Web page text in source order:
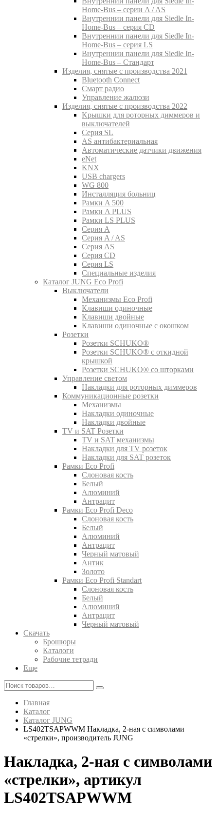
Home-Bus – серии A / AS
Внутреннии панели для Siedle In-
Home-Bus – серия CD
Внутреннии панели для Siedle In-
Home-Bus – серия LS
Внутреннии панели для Siedle In-
Home-Bus – Стандарт
Изделия, снятые с производства 2021
Bluetooth Connect
Смарт радио
Управление жалюзи
Изделия, снятые с производства 2022
Kрышки для роторных диммеров и
выключателей
Серия SL
AS антибактериальная
Aвтоматические датчики движения
eNet
KNX
USB chargers
WG 800
Инсталляция больниц
Рамки A 500
Рамки A PLUS
Рамки LS PLUS
Серия A
Серия A / AS
Серия AS
Серия CD
Серия LS
Специальные изделия
Каталог JUNG Eco Profi
Выключатели
Механизмы Eco Profi
Клавиши одиночные
Клавиши двойные
Клавиши одиночные с окошком
Розетки
Розетки SCHUKO®
Розетки SCHUKO® с откидной
крышкой
Розетки SCHUKO® со шторками
Управление светом
Накладки для роторных диммеров
Коммуникационные розетки
Механизмы
Накладки одиночные
Накладки двойные
TV и SAT Розетки
TV и SAT механизмы
Накладки для TV розеток
Накладки для SAT розеток
Рамки Eco Profi
Слоновая кость
Белый
Алюминий
Антрацит
Рамки Eco Profi Deco
Слоновая кость
Белый
Алюминий
Антрацит
Черный матовый
Антик
Золото
Рамки Eco Profi Standart
Слоновая кость
Белый
Алюминий
Антрацит
Черный матовый
Скачать
Брошюры
Каталоги
Рабочие тетради
Еще
Главная
Каталог
Каталог JUNG
LS402TSAPWWM Накладка, 2-ная с символами
«стрелки», производитель JUNG
Накладка, 2-ная с символами
«стрелки», артикул
LS402TSAPWWM